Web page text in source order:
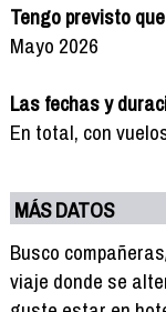
Tengo previsto
Mayo 2026
Las fechas y
En total, con
MÁS DATOS
Busco
viaje donde se